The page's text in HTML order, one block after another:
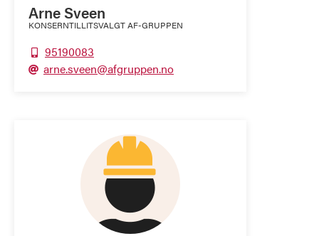
Arne Sveen
KONSERNTILLITSVALGT AF-GRUPPEN
95190083
 arne.sveen@afgruppen.no